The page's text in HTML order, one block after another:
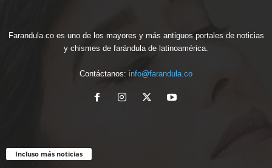
Farandula.co es uno de los mayores y más antiguos portales de noticias
y chismes de farándula de latinoamérica.
Contáctanos: info@farandula.co
Incluso más noticias